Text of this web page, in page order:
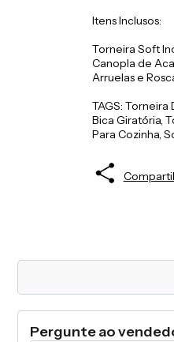
Itens Inclusos:
Torneira Soft
Canopla de
Arruelas e
TAGS:
Bica Giratória,
Para Cozinha,
Pergunte ao